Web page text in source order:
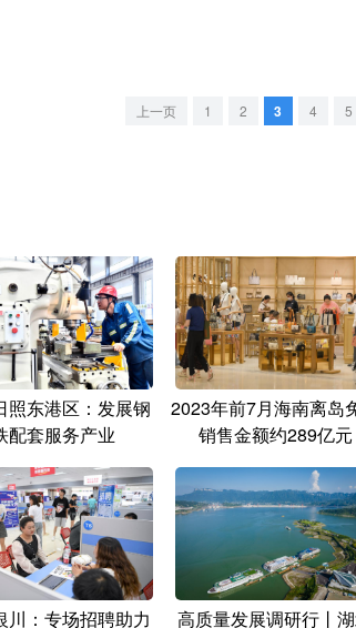
上一页 1 2 3 4 5
照东港区：发展钢
配套服务产业
2023年前7月海南离岛
销售金额约289亿元
川：专场招聘助力 高质量发展调研行丨